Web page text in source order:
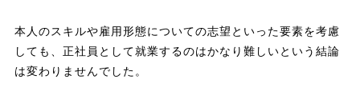
本人のスキルや雇用形態についての志望といった要素を考慮
しても、正社員として就業するのはかなり難しいという結論
は変わりませんでした。